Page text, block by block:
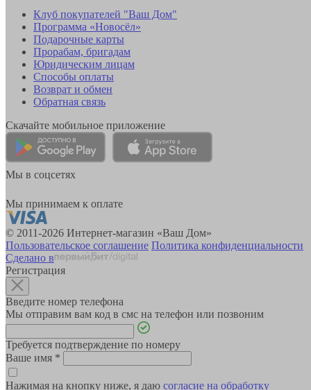
Клуб покупателей "Ваш Дом"
Программа «Новосёл»
Подарочные карты
Прорабам, бригадам
Юридическим лицам
Способы оплаты
Возврат и обмен
Обратная связь
Скачайте мобильное приложение
Мы в соцсетях
Мы принимаем к оплате
© 2011-2026 Интернет-магазин «Ваш Дом»
Пользовательское соглашение Политика конфиденциальности
Сделано в
Регистрация
Введите номер телефона
Мы отправим вам код в смс на телефон или позвоним
Требуется подтверждение по номеру
Ваше имя *
Нажимая на кнопку ниже, я даю согласие на обработку